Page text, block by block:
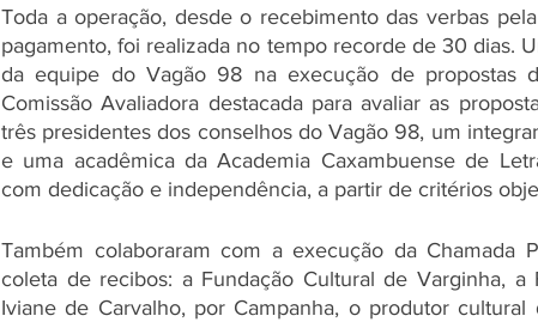
Toda a operação, desde o recebimento das verbas
pagamento, foi realizada no tempo recorde de 30 dias.
da equipe do Vagão 98 na execução de propostas
Comissão Avaliadora destacada para avaliar as
três presidentes dos conselhos do Vagão 98, um
e uma acadêmica da Academia Caxambuense de
com dedicação e independência, a partir de critérios
Também colaboraram com a execução da Chamada
coleta de recibos: a Fundação Cultural de Varginha, a
Iviane de Carvalho, por Campanha, o produtor